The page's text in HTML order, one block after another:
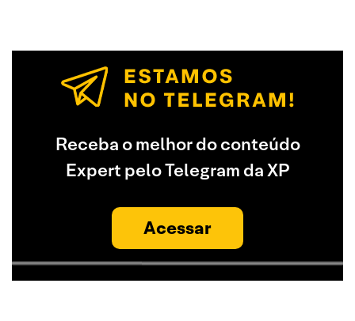
Receba o melhor do conteúdo
Expert pelo Telegram da XP
Acessar